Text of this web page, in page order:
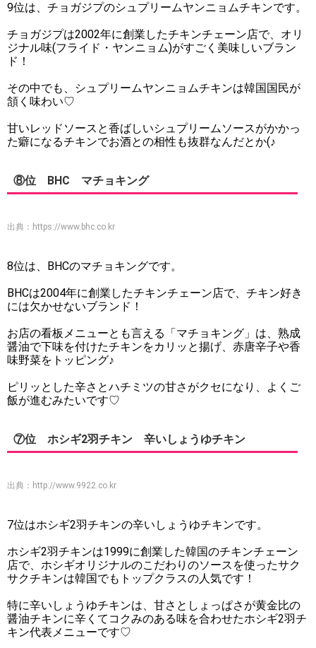
9位は、チョガジプのシュプリームヤンニョムチキンです。
チョガジプは2002年に創業したチキンチェーン店で、オリ
ジナル味(フライド・ヤンニョム)がすごく美味しいブラン
ド！
その中でも、シュプリームヤンニョムチキンは韓国国民が
頷く味わい♡
甘いレッドソースと香ばしいシュプリームソースがかかっ
た癖になるチキンでお酒との相性も抜群なんだとか(♪
⑧位 BHC マチョキング
出典： https://www.bhc.co.kr
8位は、BHCのマチョキングです。
BHCは2004年に創業したチキンチェーン店で、チキン好き
には欠かせないブランド！
お店の看板メニューとも言える「マチョキング」は、熟成
醤油で下味を付けたチキンをカリッと揚げ、赤唐辛子や香
味野菜をトッピング♪
ピリッとした辛さとハチミツの甘さがクセになり、よくご
飯が進むみたいです♡
⑦位 ホシギ2羽チキン 辛いしょうゆチキン
出典： http://www.9922.co.kr
7位はホシギ2羽チキンの辛いしょうゆチキンです。
ホシギ2羽チキンは1999に創業した韓国のチキンチェーン
店で、ホシギオリジナルのこだわりのソースを使ったサク
サクチキンは韓国でもトップクラスの人気です！
特に辛いしょうゆチキンは、甘さとしょっぱさが黄金比の
醤油チキンに辛くてコクみのある味を合わせたホシギ2羽チ
キン代表メニューです♡